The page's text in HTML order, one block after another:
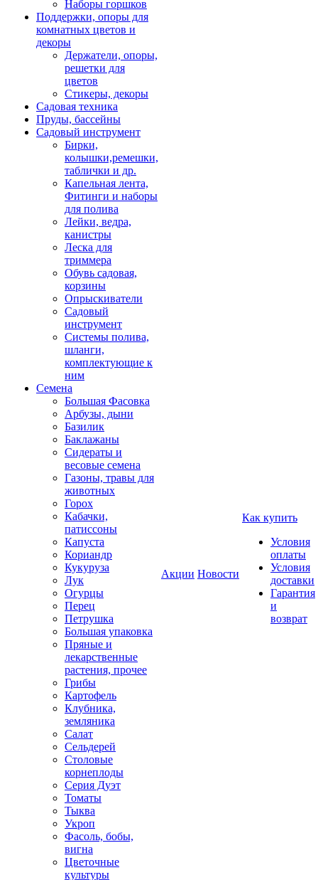
Наборы горшков
Поддержки, опоры для
комнатных цветов и
декоры
Держатели, опоры,
решетки для
цветов
Стикеры, декоры
Садовая техника
Пруды, бассейны
Садовый инструмент
Бирки,
колышки,ремешки,
таблички и др.
Капельная лента,
Фитинги и наборы
для полива
Лейки, ведра,
канистры
Леска для
триммера
Обувь садовая,
корзины
Опрыскиватели
Садовый
инструмент
Системы полива,
шланги,
комплектующие к
ним
Семена
Большая Фасовка
Арбузы, дыни
Базилик
Баклажаны
Сидераты и
весовые семена
Газоны, травы для
животных
Горох
Кабачки,
патиссоны
Капуста
Кориандр
Кукуруза
Лук
Огурцы
Перец
Петрушка
Большая упаковка
Пряные и
лекарственные
растения, прочее
Грибы
Картофель
Клубника,
земляника
Салат
Сельдерей
Столовые
корнеплоды
Серия Дуэт
Томаты
Тыква
Укроп
Фасоль, бобы,
вигна
Цветочные
культуры
Акции Новости
Как купить
Условия
оплаты
Условия
доставки
Гарантия
и
возврат